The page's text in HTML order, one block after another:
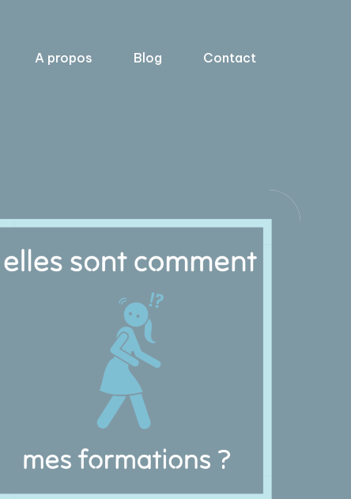
A propos Blog Contact